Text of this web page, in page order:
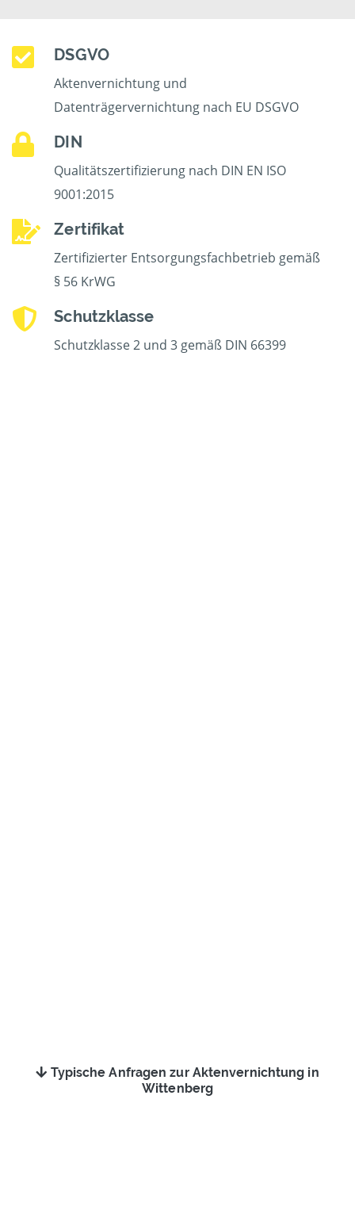
DSGVO
Aktenvernichtung und
Datenträgervernichtung nach EU DSGVO
DIN
Qualitätszertifizierung nach DIN EN ISO
9001:2015
Zertifikat
Zertifizierter Entsorgungsfachbetrieb gemäß
§ 56 KrWG
Schutzklasse
Schutzklasse 2 und 3 gemäß DIN 66399
Typische Anfragen zur Aktenvernichtung in
Wittenberg